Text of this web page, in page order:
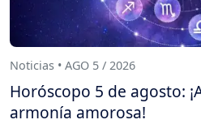
Noticias • AGO 5 / 2026
Horóscopo 5 de agosto:
armonía amorosa!